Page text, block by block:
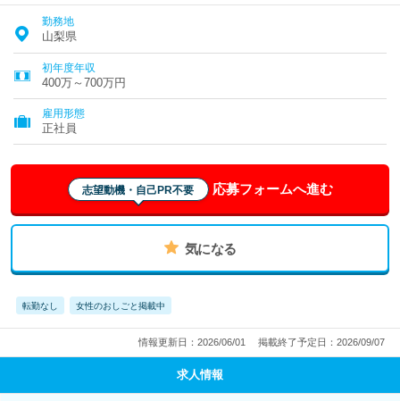
勤務地
山梨県
初年度年収
400万～700万円
雇用形態
正社員
志望動機・自己PR不要 応募フォームへ進む
気になる
転勤なし 女性のおしごと掲載中
情報更新日：2026/06/01 掲載終了予定日：2026/09/07
求人情報